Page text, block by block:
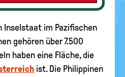
Inselstaat im Pazifischen
gehören über 7.500
haben eine Fläche, die
ist. Die Philippinen